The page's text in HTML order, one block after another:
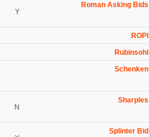
Roman Asking Bids
Y
ROPI
Rubinsohl
Schenken
Sharples
N
Splinter Bid